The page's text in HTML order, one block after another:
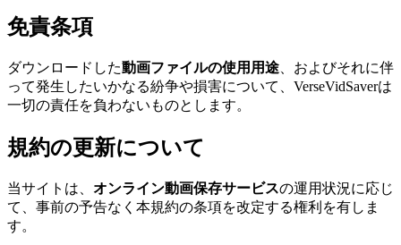
免責条項
ダウンロードした動画ファイルの使用用途 、およびそれに伴
って発生したいかなる紛争や損害について、VerseVidSaverは
一切の責任を負わないものとします。
規約の更新について
当サイトは、 オンライン動画保存サービスの運用状況に応じ
て、事前の予告なく本規約の条項を改定する権利を有しま
す。